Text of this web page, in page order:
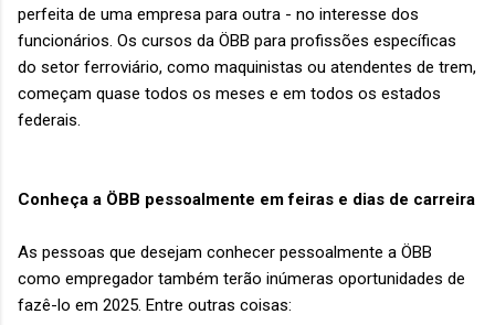
perfeita de uma empresa para outra - no interesse dos
funcionários. Os cursos da ÖBB para profissões específicas
do setor ferroviário, como maquinistas ou atendentes de trem,
começam quase todos os meses e em todos os estados
federais.
Conheça a ÖBB pessoalmente em feiras e dias de carreira
As pessoas que desejam conhecer pessoalmente a ÖBB
como empregador também terão inúmeras oportunidades de
fazê-lo em 2025. Entre outras coisas: